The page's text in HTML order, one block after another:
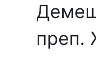
преп.